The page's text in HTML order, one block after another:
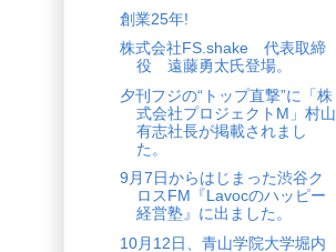
創業25年!
株式会社FS.shake 代表取締
役 遠藤勇太氏登場。
夕刊フジの“トップ直撃”に「株
式会社プロジェクトМ」村山
有志社長が掲載されまし
た。
9月7日からはじまった渋谷ク
ロスFM『Lavocのハッピー
経営塾』に出ました。
10月12日、青山学院大学堀内